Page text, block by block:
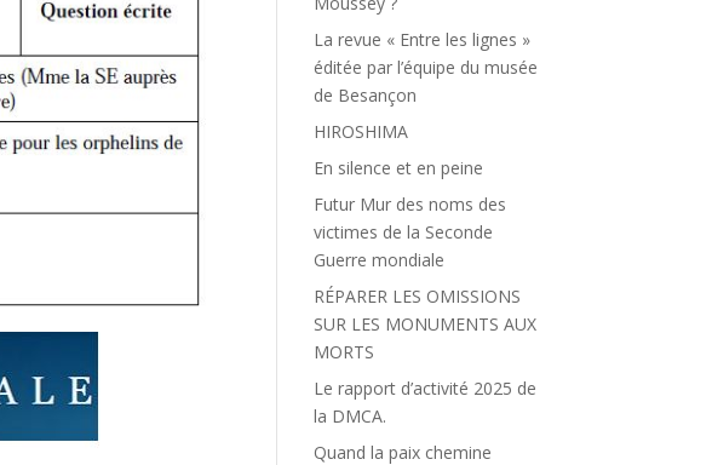
La revue « Entre les lignes »
éditée par l’équipe du musée
de Besançon
HIROSHIMA
En silence et en peine
Futur Mur des noms des
victimes de la Seconde
Guerre mondiale
RÉPARER LES OMISSIONS
SUR LES MONUMENTS AUX
MORTS
Le rapport d’activité 2025 de
la DMCA.
Quand la paix chemine